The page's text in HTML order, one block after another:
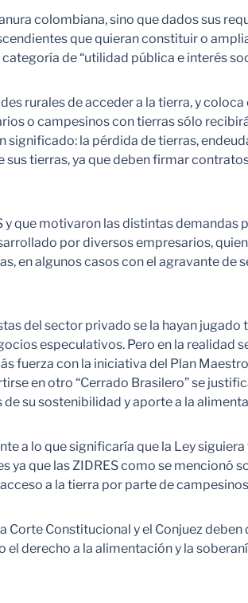
colombiana, sino que dados sus
que quieran constituir o
de “utilidad pública e interés
rurales de acceder a la tierra, y
o campesinos con tierras sólo
la pérdida de tierras,
tierras, ya que deben firmar
que motivaron las distintas demandas
por diversos empresarios,
en algunos casos con el agravante
del sector privado se la hayan
especulativos. Pero en la realidad
fuerza con la iniciativa del Plan
en otro “Cerrado Brasilero” se
su sostenibilidad y aporte a la
a lo que significaría que la Ley
que las ZIDRES como se mencionó
a la tierra por parte de
Constitucional y el Conjuez
derecho a la alimentación y la